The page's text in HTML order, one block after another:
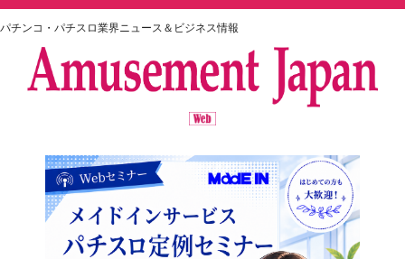
パチンコ・パチスロ業界ニュース＆ビジネス情報